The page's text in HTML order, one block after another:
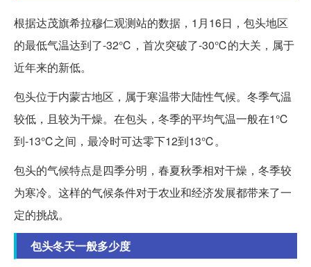
根据达茂旗希拉穆仁观测站的数据，1月16日，包头地区
的最低气温达到了-32℃，首次突破了-30℃的大关，属于
近年来的新低。
包头位于内蒙古地区，属于寒温带大陆性气候。冬季气温
较低，且较为干燥。在包头，冬季的平均气温一般在1℃
到-13℃之间，最冷时可达零下12到13℃。
包头的气候特点是四季分明，春夏秋季相对干燥，冬季较
为寒冷。这样的气候条件对于农业和经济发展都带来了一
定的挑战。
包头冬天一般多少度